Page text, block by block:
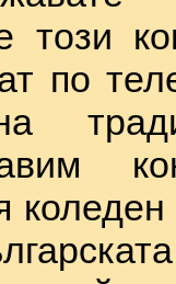
този
по